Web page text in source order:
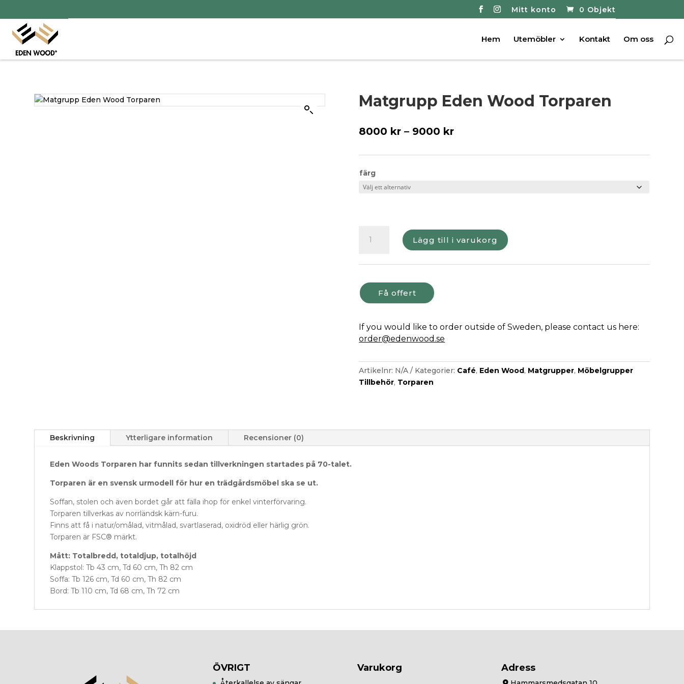
Mitt konto 0 Objekt
Hem Utemöbler Kontakt Om oss
Matgrupp Eden Wood Torparen
8000 kr – 9000 krPrice
8000 kr
färg
Eden
Torparen
Lägg till i varukorg
Få offert
If you would like to order outside of Sweden, please contact us here:
order@edenwood.se
Artikelnr: N/A Kategorier: Café, Eden Wood , Matgrupper, Möbelgrupper
Tillbehör, Torparen
Beskrivning Ytterligare information Recensioner (0)
Eden Woods Torparen har funnits sedan tillverkningen startades på 70-talet.
Torparen är en svensk urmodell för hur en trädgårdsmöbel ska se ut.
Soffan, stolen och även bordet går att fälla ihop för enkel vinterförvaring.
Torparen tillverkas av norrländsk kärn-furu.
Finns att få i natur/omålad, vitmålad, svartlaserad, oxidröd eller härlig grön.
Torparen är FSC® märkt.
Mått: Totalbredd, totaldjup, totalhöjd
Klappstol: Tb 43 cm, Td 60 cm, Th 82 cm
Soffa: Tb 126 cm, Td 60 cm, Th 82 cm
Bord: Tb 110 cm, Td 68 cm, Th 72 cm
ÖVRIGT Varukorg Adress